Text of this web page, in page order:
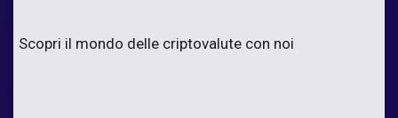
Scopri il mondo delle criptovalute con noi